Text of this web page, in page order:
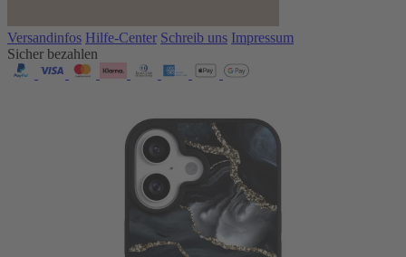
Versandinfos Hilfe-Center Schreib uns Impressum
Sicher bezahlen